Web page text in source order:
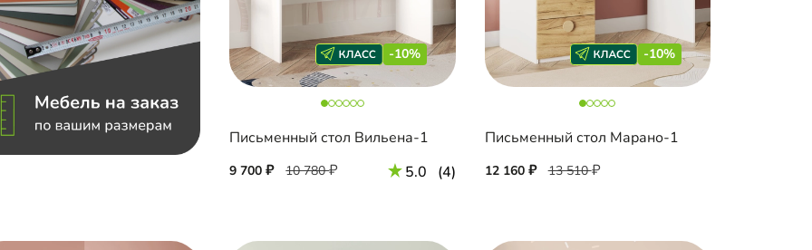
-10%
Письменный стол Вильена-1
9 700 10 780 5.0 (4)
-10%
Письменный стол Марано-1
12 160 13 510